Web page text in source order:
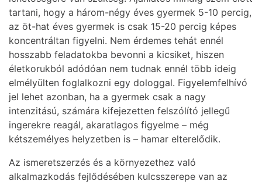
tartani, hogy a három-négy éves gyermek 5-10 percig,
az öt-hat éves gyermek is csak 15-20 percig képes
koncentráltan figyelni. Nem érdemes tehát ennél
hosszabb feladatokba bevonni a kicsiket, hiszen
életkorukból adódóan nem tudnak ennél több ideig
elmélyülten foglalkozni egy dologgal. Figyelemfelhívó
jel lehet azonban, ha a gyermek csak a nagy
intenzitású, számára kifejezetten felszólító jellegű
ingerekre reagál, akaratlagos figyelme – még
kétszemélyes helyzetben is – hamar elterelődik.
Az ismeretszerzés és a környezethez való
alkalmazkodás fejlődésében kulcsszerepe van az